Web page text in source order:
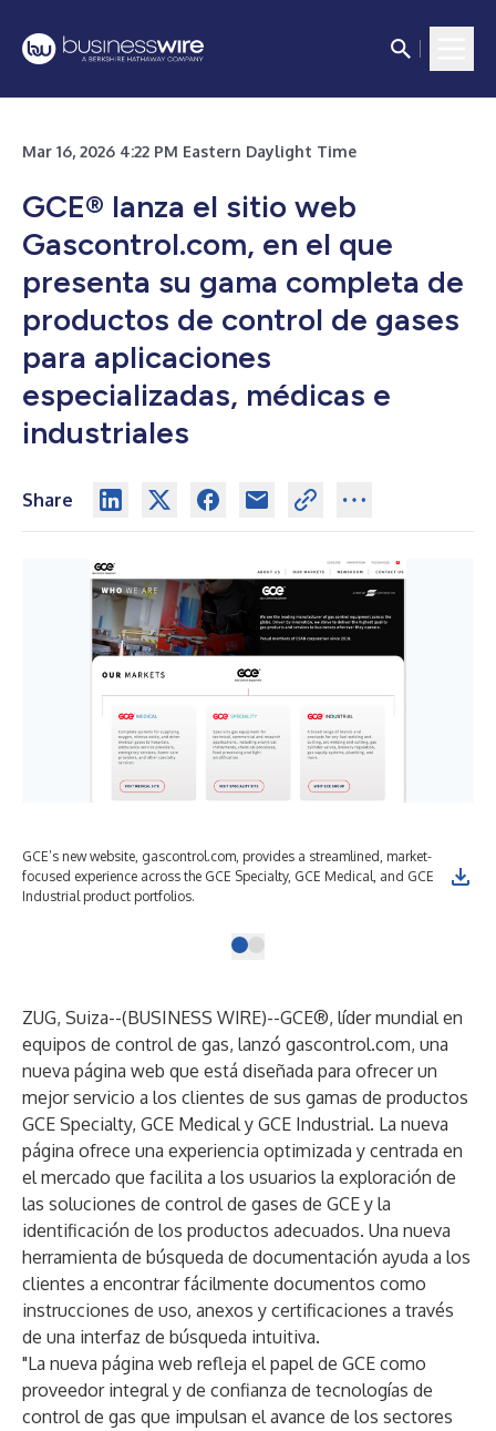
Mar 16, 2026 4:22 PM Eastern Daylight Time
GCE® lanza el sitio web
Gascontrol.com, en el que
presenta su gama completa de
productos de control de gases
para aplicaciones
especializadas, médicas e
industriales
Share
GCE’s new website, gascontrol.com, provides a streamlined, market-
focused experience across the GCE Specialty, GCE Medical, and GCE
Industrial product portfolios.
ZUG, Suiza--(BUSINESS WIRE)--GCE®, líder mundial en
equipos de control de gas, lanzó gascontrol.com, una
nueva página web que está diseñada para ofrecer un
mejor servicio a los clientes de sus gamas de productos
GCE Specialty, GCE Medical y GCE Industrial. La nueva
página ofrece una experiencia optimizada y centrada en
el mercado que facilita a los usuarios la exploración de
las soluciones de control de gases de GCE y la
identificación de los productos adecuados. Una nueva
herramienta de búsqueda de documentación ayuda a los
clientes a encontrar fácilmente documentos como
instrucciones de uso, anexos y certificaciones a través
de una interfaz de búsqueda intuitiva.
"La nueva página web refleja el papel de GCE como
proveedor integral y de confianza de tecnologías de
control de gas que impulsan el avance de los sectores